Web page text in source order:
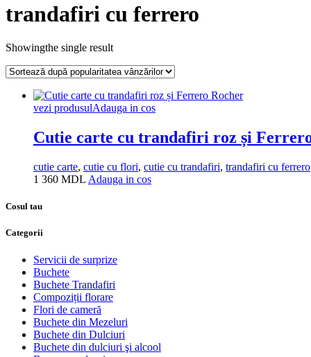
trandafiri cu ferrero
Showingthe single result
vezi produsulAdauga in cos
Cutie carte cu trandafiri roz și
cutie carte, cutie cu flori, cutie cu trandafiri, trandafiri cu ferrero
1 360 MDL Adauga in cos
Cosul tau
Categorii
Servicii de surprize
Buchete
Buchete Trandafiri
Compoziții florare
Flori de cameră
Buchete din Mezeluri
Buchete din Dulciuri
Buchete din dulciuri şi alcool